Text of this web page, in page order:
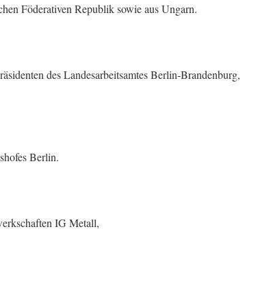
Föderativen Republik sowie aus Ungarn.
des Landesarbeitsamtes Berlin‑Brandenburg,
Berlin.
IG Metall,